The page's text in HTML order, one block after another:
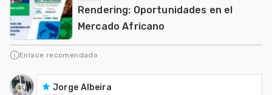
Rendering: Oportunidades en el
Mercado Africano
Enlace recomendado
Jorge Albeira